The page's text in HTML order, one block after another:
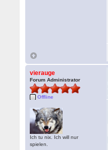
vierauge
Forum Administrator
Offline
Ich tu nix. Ich will nur
spielen.